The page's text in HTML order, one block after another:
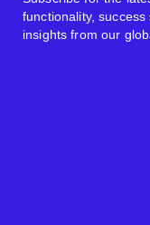
functionality,
insights from our